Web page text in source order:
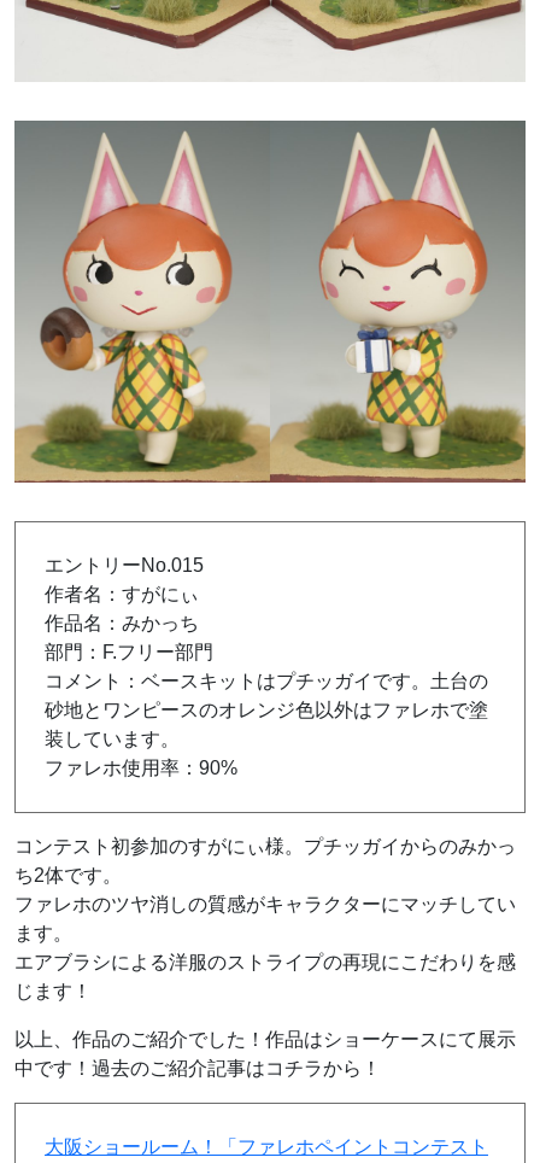
エントリーNo.015
作者名：すがにぃ
作品名：みかっち
部門：F.フリー部門
コメント：ベースキットはプチッガイです。土台の
砂地とワンピースのオレンジ色以外はファレホで塗
装しています。
ファレホ使用率：90%
コンテスト初参加のすがにぃ様。プチッガイからのみかっ
ち2体です。
ファレホのツヤ消しの質感がキャラクターにマッチしてい
ます。
エアブラシによる洋服のストライプの再現にこだわりを感
じます！
以上、作品のご紹介でした！作品はショーケースにて展示
中です！過去のご紹介記事はコチラから！
大阪ショールーム！「ファレホペイントコンテスト